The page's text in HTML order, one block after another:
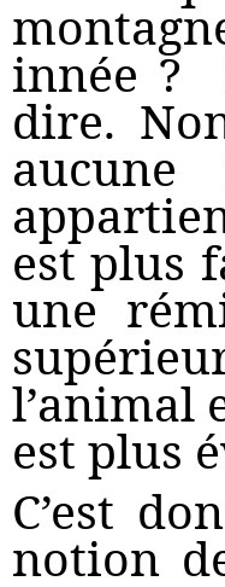
innée ?
dire.
est plus
une
l’animal
est plus
C’est
notion